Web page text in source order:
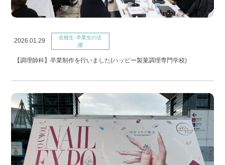
2026.01.29
在校生･卒業生の活
躍
【調理師科】卒業制作を行いました(ハッピー製菓調理専門学校)